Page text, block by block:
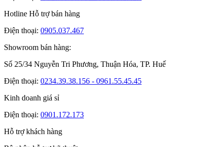
Hotline Hỗ trợ bán hàng
Điện thoại: 0905.037.467
Showroom bán hàng:
Số 25/34 Nguyễn Tri Phương, Thuận Hóa, TP. Huế
Điện thoại: 0234.39.38.156 - 0961.55.45.45
Kinh doanh giá sỉ
Điện thoại: 0901.172.173
Hỗ trợ khách hàng